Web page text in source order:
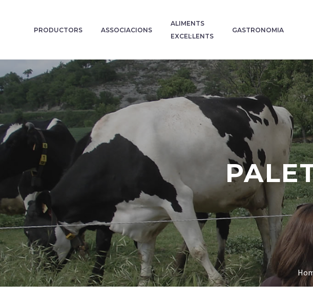
PRODUCTORS ASSOCIACIONS
ALIMENTS
EXCEL·LENTS
GASTRONOMIA